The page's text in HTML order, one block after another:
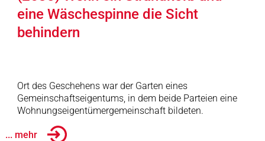
eine Wäschespinne die Sicht
behindern
Ort des Geschehens war der Garten eines
Gemeinschaftseigentums, in dem beide Parteien eine
Wohnungseigentümergemeinschaft bildeten.
... mehr